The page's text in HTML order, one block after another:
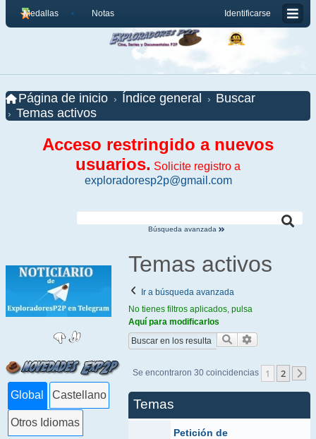
Identificarse
Medallas Notas
Página de inicio Índice general
Buscar
Temas activos
Acceso restringido a nuevos
usuarios. Solicite registro a
exploradoresp2p@gmail.com
Búsqueda avanzada
Global Castellano
Otros Idiomas
Temas activos
Ir a búsqueda avanzada
No tienes filtros aplicados, pulsa
Aquí para modificarlos
Buscar
Se encontraron 30 coincidencias 1 2
Temas
Petición de